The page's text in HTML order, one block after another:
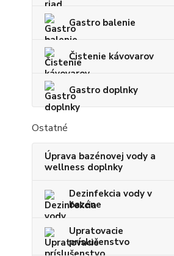
Gastro balenie
Čistenie kávovarov
Gastro doplnky
Ostatné
Úprava bazénovej vody a
wellness doplnky
Dezinfekcia vody v
bazéne
Upratovacie
príslušenstvo